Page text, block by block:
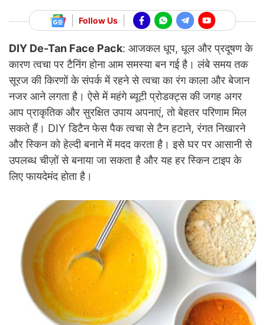
Follow Us
DIY De-Tan Face Pack: आजकल धूप, धूल और प्रदूषण के
कारण त्वचा पर टैनिंग होना आम समस्या बन गई है। लंबे समय तक
सूरज की किरणों के संपर्क में रहने से त्वचा का रंग काला और बेजान
नजर आने लगता है। ऐसे में महंगे ब्यूटी प्रोडक्ट्स की जगह अगर
आप प्राकृतिक और सुरक्षित उपाय अपनाएं, तो बेहतर परिणाम मिल
सकते हैं। DIY डिटैन फेस पैक त्वचा से टैन हटाने, रंगत निखारने
और स्किन को हेल्दी बनाने में मदद करता है। इसे घर पर आसानी से
उपलब्ध चीज़ों से बनाया जा सकता है और यह हर स्किन टाइप के
लिए फायदेमंद होता है।